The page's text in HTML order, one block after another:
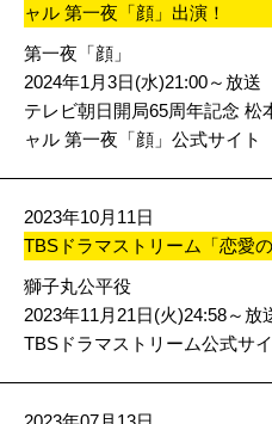
ャル 第一夜「顔」出演！
第一夜「顔」
2024年1月3日(水)21:00～放送
テレビ朝日開局65周年記念 松
ャル 第一夜「顔」公式サイト
2023年10月11日
TBSドラマストリーム「恋愛
獅子丸公平役
2023年11月21日(火)24:58～放
TBSドラマストリーム公式サ